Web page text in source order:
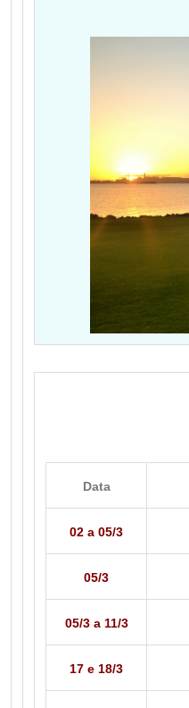
Data
02 a 05/3
05/3
05/3 a 11/3
17 e 18/3